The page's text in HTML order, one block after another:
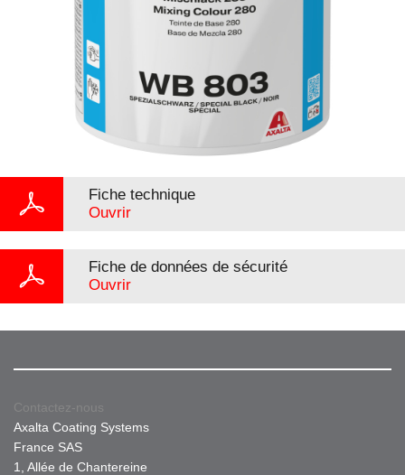
Fiche technique
Ouvrir
Fiche de données de sécurité
Ouvrir
Contactez-nous
Axalta Coating Systems
France SAS
1, Allée de Chantereine